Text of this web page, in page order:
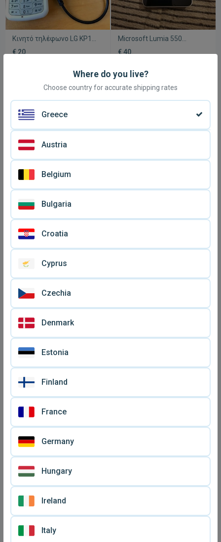
Κινητό τηλέφωνο LG KP100
μεταχειρισμένο με
αυθεντικό φορτιστή και
€ 20
Microsoft Lumia 550
μεταχειρισμένο, 16GB,
κάμερα μέχρι 7.9 MPixel
€ 40
Lg G2 smartphone
μεταχειρισμένο, λευκό,
2GB RAM, Full HD κάμερα
13MP
€ 60
και αξεσουάρ
€ 60
LG K10 μεταχειρισμένο,
μαύρο
€ 20
Κινητό τηλέφωνο LG KG800
LG G2 μεταχειρισμένο
Where do you live?
Choose country for accurate shipping rates
Greece
Austria
Belgium
Bulgaria
Croatia
Cyprus
Czechia
Denmark
Estonia
Finland
France
Germany
Hungary
Ireland
Italy